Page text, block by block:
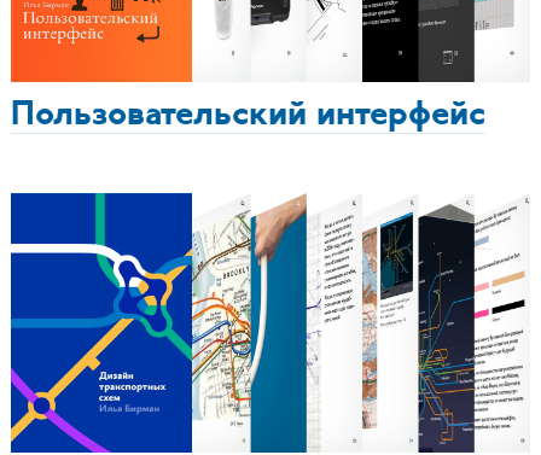
Пользовательский интерфейс